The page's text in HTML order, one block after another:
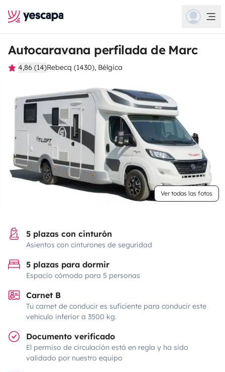
Autocaravana perfilada de Marc
4,86 (14)Rebecq (1430), Bélgica
Ver todas las fotos
5 plazas con cinturón
Asientos con cinturones de seguridad
5 plazas para dormir
Espacio cómodo para 5 personas
Carnet B
Tu carnet de conducir es suficiente para conducir este
vehículo inferior a 3500 kg.
Documento verificado
El permiso de circulación está en regla y ha sido
validado por nuestro equipo